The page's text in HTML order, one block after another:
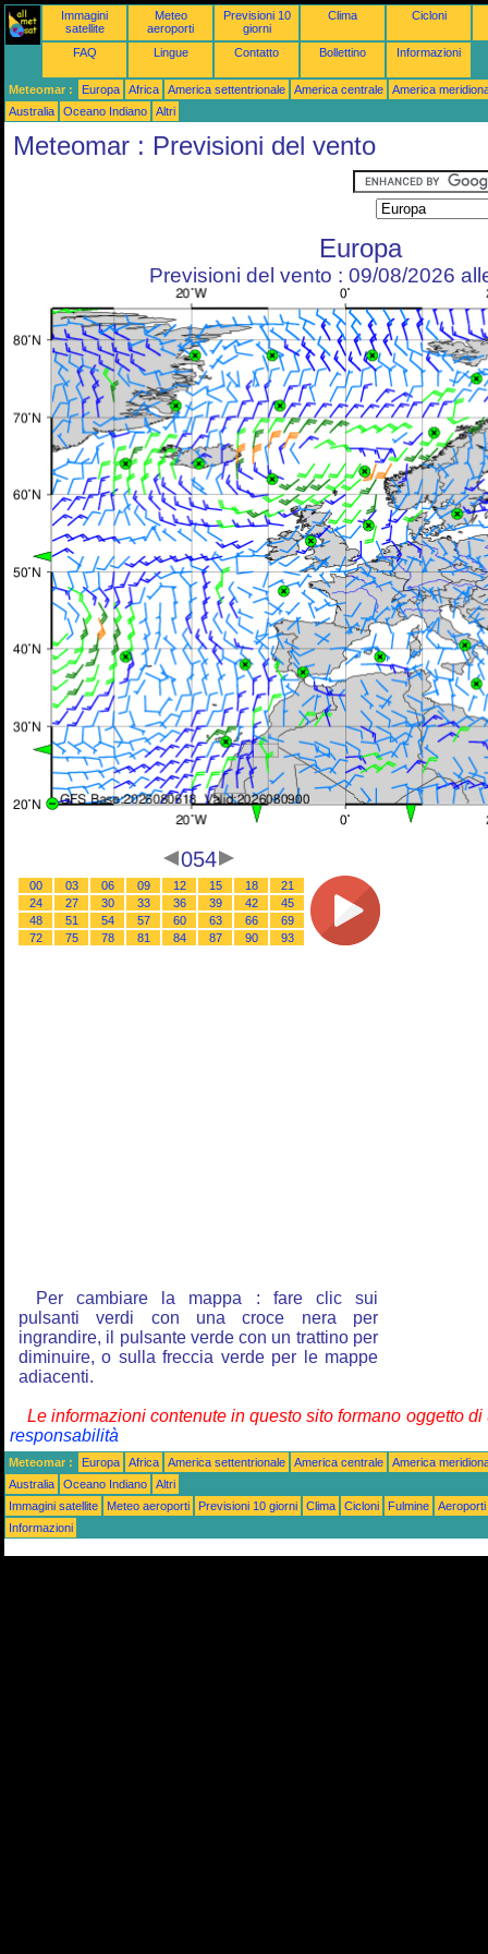
Immagini
satellite
Meteo
aeroporti
Previsioni 10
giorni
Clima Cicloni
FAQ Lingue Contatto Bollettino Informazioni
Meteomar : Europa Africa America settentrionale America centrale
America
Australia
Oceano Indiano Altri
Meteomar : Previsioni del vento
Europa
Previsioni del vento : 09/08/2026
054
00 03 06 09 12 15 18
21
24
27 30 33 36 39 42
45
48
51 54 57 60 63 66
69
72
75 78 81 84 87 90 93
Per cambiare la mappa : fare clic sui
pulsanti verdi con una croce nera per
ingrandire, il pulsante verde con un trattino per
diminuire, o sulla freccia verde per le mappe
adiacenti.
Le informazioni contenute in questo sito formano oggetto
responsabilità
Meteomar : Europa Africa America settentrionale America centrale
America
Australia
Oceano Indiano
Altri
Immagini satellite
Meteo aeroporti Previsioni 10 giorni Clima Cicloni Fulmine
Aeroporti
Informazioni